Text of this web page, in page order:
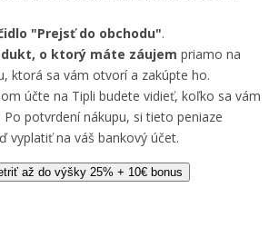
"Prejsť do obchodu".
o ktorý máte záujem priamo na
ktorá sa vám otvorí a zakúpte ho.
účte na Tipli budete vidieť, koľko sa vám
Po potvrdení nákupu, si tieto peniaze
vyplatiť na váš bankový účet.
až do výšky 25% + 10€ bonus